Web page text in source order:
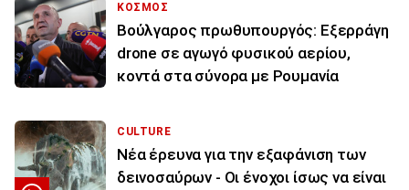
ΚΟΣΜΟΣ
Βούλγαρος πρωθυπουργός: Εξερράγη
drone σε αγωγό φυσικού αερίου,
κοντά στα σύνορα με Ρουμανία
CULTURE
Νέα έρευνα για την εξαφάνιση των
δεινοσαύρων - Οι ένοχοι ίσως να είναι